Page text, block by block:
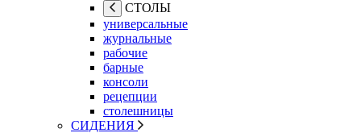
СТОЛЫ
универсальные
журнальные
рабочие
барные
консоли
рецепции
столешницы
СИДЕНИЯ